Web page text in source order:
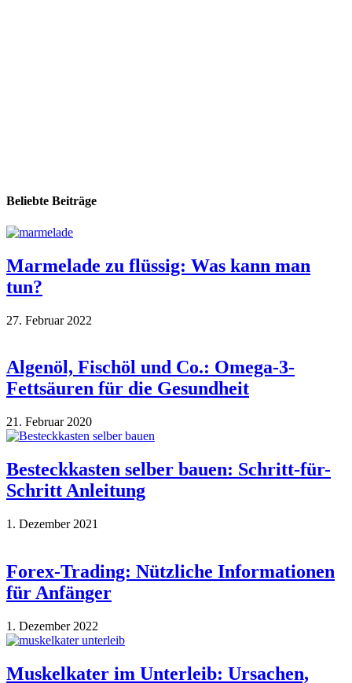
Beliebte Beiträge
Marmelade zu flüssig: Was kann man
tun?
27. Februar 2022
Algenöl, Fischöl und Co.: Omega-3-
Fettsäuren für die Gesundheit
21. Februar 2020
Besteckkasten selber bauen: Schritt-für-
Schritt Anleitung
1. Dezember 2021
Forex-Trading: Nützliche Informationen
für Anfänger
1. Dezember 2022
Muskelkater im Unterleib: Ursachen,